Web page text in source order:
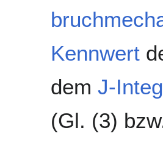
Kennwert
dem J-
(Gl. (3)